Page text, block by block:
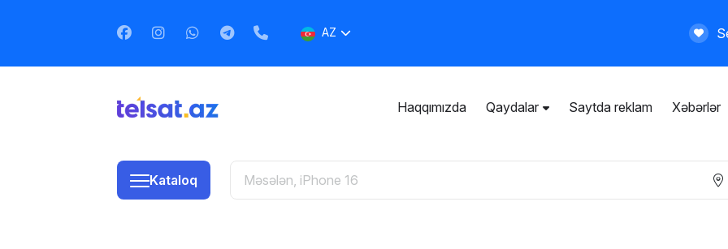
AZ
Haqqımızda Qaydalar Saytda reklam Xəbərlər
Kataloq